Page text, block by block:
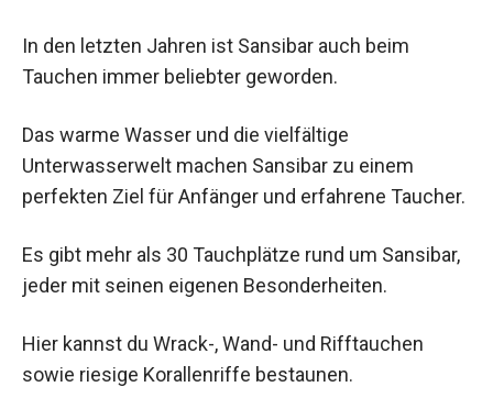
In den letzten Jahren ist Sansibar auch beim
Tauchen immer beliebter geworden.
Das warme Wasser und die vielfältige
Unterwasserwelt machen Sansibar zu einem
perfekten Ziel für Anfänger und erfahrene Taucher.
Es gibt mehr als 30 Tauchplätze rund um Sansibar,
jeder mit seinen eigenen Besonderheiten.
Hier kannst du Wrack-, Wand- und Rifftauchen
sowie riesige Korallenriffe bestaunen.